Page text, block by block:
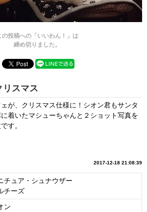
の投稿への「いいわん！」は
締め切りました。
リスマス
が、クリスマス仕様に！シオン君もサンタ
着いたマシューちゃんと２ショット写真を
す。
2017-12-18 21:08:39
チュア・シュナウザー
チーズ
ン